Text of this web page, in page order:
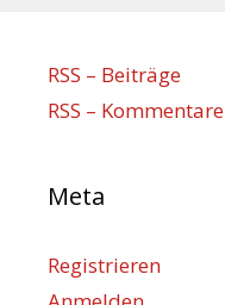
RSS – Beiträge
RSS – Kommentare
Meta
Registrieren